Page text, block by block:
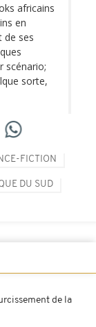
africains
en
de ses
scénario;
sorte,
FICTION
DU SUD
de la